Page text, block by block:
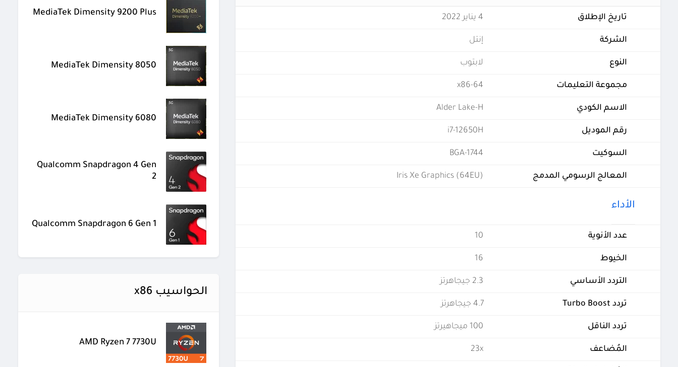
تاريخ الإطلاق 4 يناير 2022
الشركة إنتل
النوع لابتوب
مجموعة التعليمات x86-64
الاسم الكودي Alder Lake-H
رقم الموديل i7-12650H
السوكيت BGA-1744
المعالج الرسومي المدمج Iris Xe Graphics (64EU)
الأداء
عدد الأنوية 10
الخيوط 16
التردد الأساسي 2.3 جيجاهرتز
تردد Turbo Boost 4.7 جيجاهرتز
تردد الناقل 100 ميجاهيرتز
المُضاعف 23x
MediaTek Dimensity 9200 Plus
MediaTek Dimensity 8050
MediaTek Dimensity 6080
Qualcomm Snapdragon 4 Gen
2
Qualcomm Snapdragon 6 Gen 1
الحواسيب x86
AMD Ryzen 7 7730U